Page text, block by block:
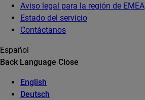
Aviso legal para la región de EMEA
Estado del servicio
Contáctanos
Español
Back Language Close
English
Deutsch